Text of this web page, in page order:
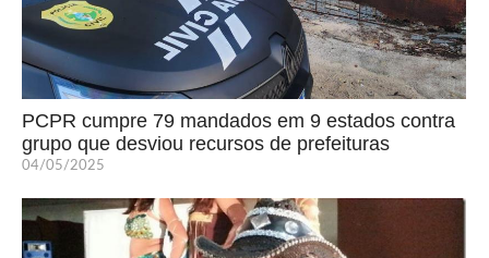
PCPR cumpre 79 mandados em 9 estados contra
grupo que desviou recursos de prefeituras
04/05/2025